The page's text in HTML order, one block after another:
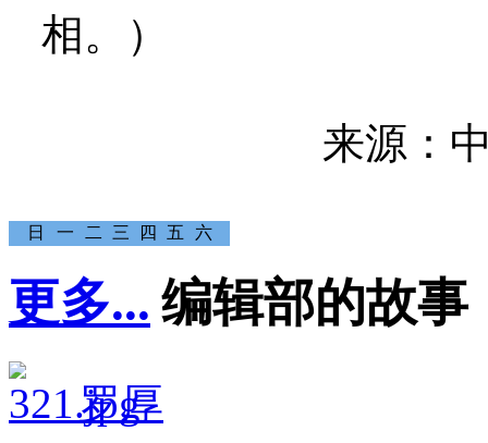
相。）
来源：
日 一 二 三 四 五 六
更多... 编辑部的故事
罗厚